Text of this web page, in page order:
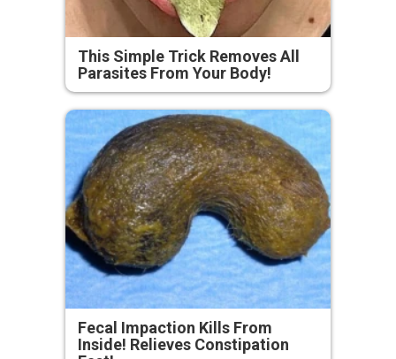
This Simple Trick Removes All
Parasites From Your Body!
Fecal Impaction Kills From
Inside! Relieves Constipation